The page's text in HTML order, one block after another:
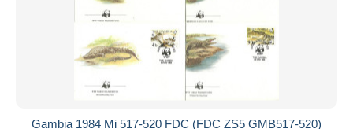
Gambia 1984 Mi 517-520 FDC (FDC ZS5 GMB517-520)